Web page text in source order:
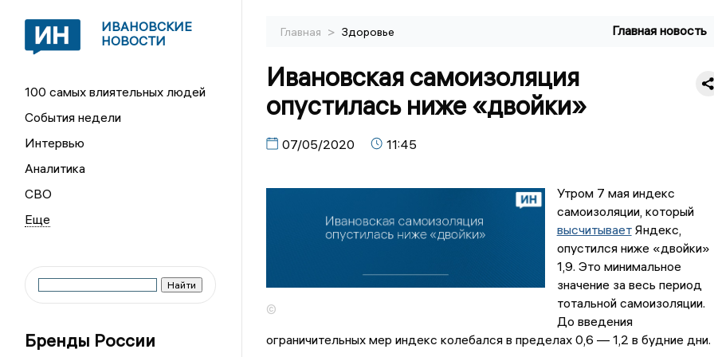
ИВАНОВСКИЕ
НОВОСТИ
100 самых влиятельных людей
События недели
Интервью
Аналитика
СВО
Бренды России
Главная > Здоровье Главная новость
Ивановская самоизоляция
опустилась ниже «двойки»
07/05/2020 11:45
©
Утром 7 мая индекс
самоизоляции, который
высчитываетЯндекс,
опустился ниже «двойки»
1,9. Это минимальное
значение за весь период
тотальной самоизоляции.
До введения
ограничительных мер индекс колебался в пределах 0,6 — 1,2 в будние дни.